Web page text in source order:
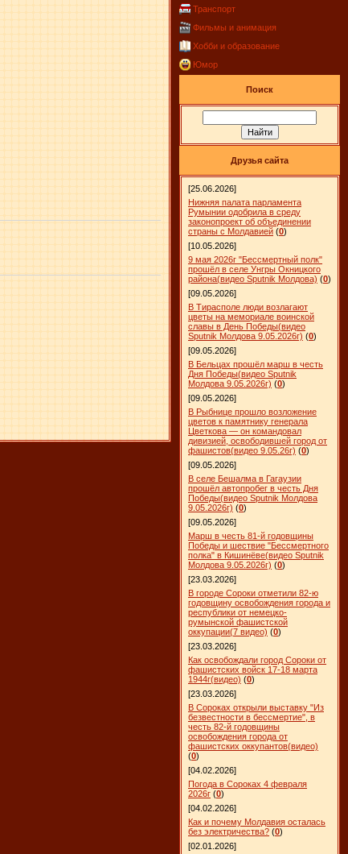
Транспорт
Фильмы и анимация
Хобби и образование
Юмор
Поиск
Друзья сайта
[25.06.2026]
Нижняя палата парламента
Румынии одобрила в среду
законопроект об объединении
страны с Молдавией (0)
[10.05.2026]
9 мая 2026г "Бессмертный полк"
прошёл в селе Унгры Окницкого
района(видео Sputnik Молдова) (0)
[09.05.2026]
В Тирасполе люди возлагают
цветы на мемориале воинской
славы в День Победы(видео
Sputnik Молдова 9.05.2026г) (0)
[09.05.2026]
В Бельцах прошёл марш в честь
Дня Победы(видео Sputnik
Молдова 9.05.2026г) (0)
[09.05.2026]
В Рыбнице прошло возложение
цветов к памятнику генерала
Цветкова — он командовал
дивизией, освободившей город от
фашистов(видео 9.05.26г) (0)
[09.05.2026]
В селе Бешалма в Гагаузии
прошёл автопробег в честь Дня
Победы(видео Sputnik Молдова
9.05.2026г) (0)
[09.05.2026]
Марш в честь 81-й годовщины
Победы и шествие "Бессмертного
полка" в Кишинёве(видео Sputnik
Молдова 9.05.2026г) (0)
[23.03.2026]
В городе Сороки отметили 82-ю
годовщину освобождения города и
республики от немецко-
румынской фашистской
оккупации(7 видео) (0)
[23.03.2026]
Как освобождали город Сороки от
фашистских войск 17-18 марта
1944г(видео) (0)
[23.03.2026]
В Сороках открыли выставку "Из
безвестности в бессмертие", в
честь 82-й годовщины
освобождения города от
фашистских оккупантов(видео)
(0)
[04.02.2026]
Погода в Сороках 4 февраля
2026г (0)
[04.02.2026]
Как и почему Молдавия осталась
без электричества? (0)
[02.01.2026]